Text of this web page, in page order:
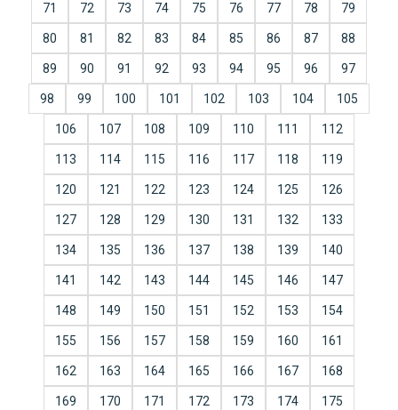
71 72 73 74 75 76 77 78 79
80 81 82 83 84 85 86 87 88
89 90 91 92 93 94 95 96 97
98 99 100 101 102 103 104 105
106 107 108 109 110 111 112
113 114 115 116 117 118 119
120 121 122 123 124 125 126
127 128 129 130 131 132 133
134 135 136 137 138 139 140
141 142 143 144 145 146 147
148 149 150 151 152 153 154
155 156 157 158 159 160 161
162 163 164 165 166 167 168
169 170 171 172 173 174 175